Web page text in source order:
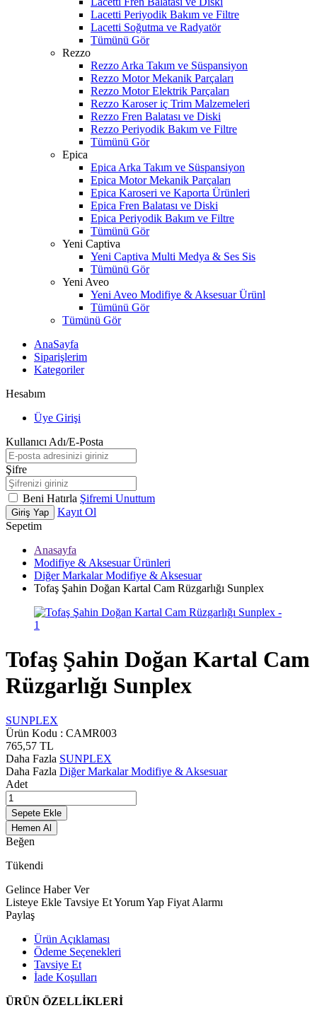
Lacetti Periyodik Bakım ve Filtre
Lacetti Soğutma ve Radyatör
Tümünü Gör
Rezzo
Rezzo Arka Takım ve Süspansiyon
Rezzo Motor Mekanik Parçaları
Rezzo Motor Elektrik Parçaları
Rezzo Karoser iç Trim Malzemeleri
Rezzo Fren Balatası ve Diski
Rezzo Periyodik Bakım ve Filtre
Tümünü Gör
Epica
Epica Arka Takım ve Süspansiyon
Epica Motor Mekanik Parçaları
Epica Karoseri ve Kaporta Ürünleri
Epica Fren Balatası ve Diski
Epica Periyodik Bakım ve Filtre
Tümünü Gör
Yeni Captiva
Yeni Captiva Multi Medya & Ses Sis
Tümünü Gör
Yeni Aveo
Yeni Aveo Modifiye & Aksesuar Ürünl
Tümünü Gör
Tümünü Gör
AnaSayfa
Siparişlerim
Kategoriler
Hesabım
Üye Girişi
Kullanıcı Adı/E-Posta
Şifre
Beni Hatırla Şifremi Unuttum
Giriş Yap
Kayıt Ol
Sepetim
Anasayfa
Modifiye & Aksesuar Ürünleri
Diğer Markalar Modifiye & Aksesuar
Tofaş Şahin Doğan Kartal Cam Rüzgarlığı Sunplex
Tofaş Şahin Doğan Kartal Cam
Rüzgarlığı Sunplex
SUNPLEX
Ürün Kodu : CAMR003
765,57 TL
Daha Fazla SUNPLEX
Daha Fazla Diğer Markalar Modifiye & Aksesuar
Adet
Sepete Ekle
Hemen Al
Beğen
Tükendi
Gelince Haber Ver
Listeye Ekle Tavsiye EtYorum Yap Fiyat Alarmı
Paylaş
Ürün Açıklaması
Ödeme Seçenekleri
Tavsiye Et
İade Koşulları
ÜRÜN ÖZELLİKLERİ